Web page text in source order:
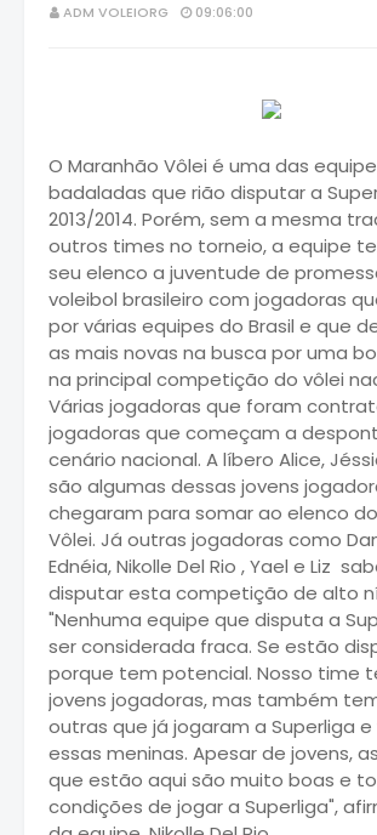
ADM VOLEIORG 09:06:00
O Maranhão Vôlei é uma das
badaladas que rião disputar a
2013/2014. Porém, sem a mesma
outros times no torneio, a equipe
seu elenco a juventude de
voleibol brasileiro com jogadoras
por várias equipes do Brasil e que
as mais novas na busca por uma
na principal competição do vôlei
Várias jogadoras que foram
jogadoras que começam a
cenário nacional. A líbero Alice,
são algumas dessas jovens
chegaram para somar ao elenco
Vôlei. Já outras jogadoras como
Ednéia, Nikolle Del Rio , Yael e Liz
disputar esta competição de alto
"Nenhuma equipe que disputa a
ser considerada fraca. Se estão
porque tem potencial. Nosso time
jovens jogadoras, mas também
outras que já jogaram a Superliga e
essas meninas. Apesar de jovens,
que estão aqui são muito boas e
condições de jogar a Superliga",